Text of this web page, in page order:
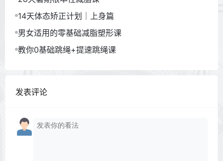
14天体态矫正计划｜上身篇
男女适用的零基础减脂塑形课
教你0基础跳绳+提速跳绳课
发表评论